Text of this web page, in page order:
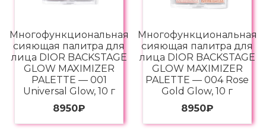
Многофункциональная
сияющая палитра для
лица DIOR BACKSTAGE
GLOW MAXIMIZER
PALETTE — 001
Universal Glow, 10 г
8950₽
Многофункциональная
сияющая палитра для
лица DIOR BACKSTAGE
GLOW MAXIMIZER
PALETTE — 004 Rose
Gold Glow, 10 г
8950₽